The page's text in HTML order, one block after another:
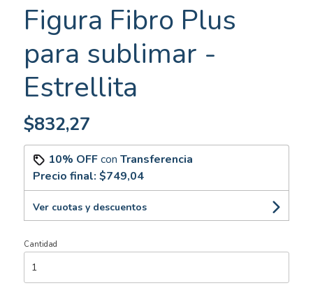
Figura Fibro Plus
para sublimar -
Estrellita
$832,27
10% OFFcon Transferencia
Precio final: $749,04
Ver cuotas y descuentos
Cantidad